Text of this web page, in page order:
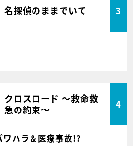
名探偵のままでいて 3
クロスロード ～救命救
急の約束～
4
ハラ＆医療事故!?